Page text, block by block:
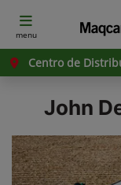
menu
Centro de
John